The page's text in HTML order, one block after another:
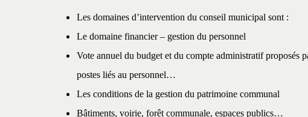
Les domaines d’intervention du conseil municipal sont :
Le domaine financier – gestion du personnel
Vote annuel du budget et du compte administratif proposés
postes liés au personnel…
Les conditions de la gestion du patrimoine communal
Bâtiments, voirie, forêt communale, espaces publics…